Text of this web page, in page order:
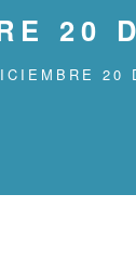
20
20